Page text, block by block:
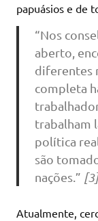
papuásios e de
“Nos
aberto,
diferentes
completa
trabalham
política
são
nações.” [3]
Atualmente,